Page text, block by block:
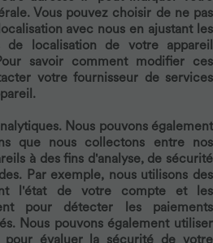
Vous pouvez choisir de ne pas
avec nous en ajustant les
de localisation de votre appareil
savoir comment modifier ces
votre fournisseur de services
Nous pouvons également
que nous collectons entre nos
à des fins d'analyse, de sécurité
Par exemple, nous utilisons des
l'état de votre compte et les
pour détecter les paiements
Nous pouvons également utiliser
pour évaluer la sécurité de votre